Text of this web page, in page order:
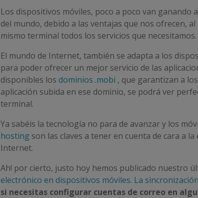
Los dispositivos móviles, poco a poco van ganando
del mundo, debido a las ventajas que nos ofrecen,
mismo terminal todos los servicios que necesitamos.
El mundo de Internet, también se adapta a los
para poder ofrecer un mejor servicio de las
disponibles los dominios .mobi , que garantizan a
aplicación subida en ese dominio, se podrá ver
terminal.
Ya sabéis la tecnología no para de avanzar y los
hosting son las claves a tener en cuenta de cara a la
Internet.
Ah! por cierto, justo hoy hemos publicado nuestro
electrónico en dispositivos móviles. La sincronización
si necesitas configurar cuentas de correo en